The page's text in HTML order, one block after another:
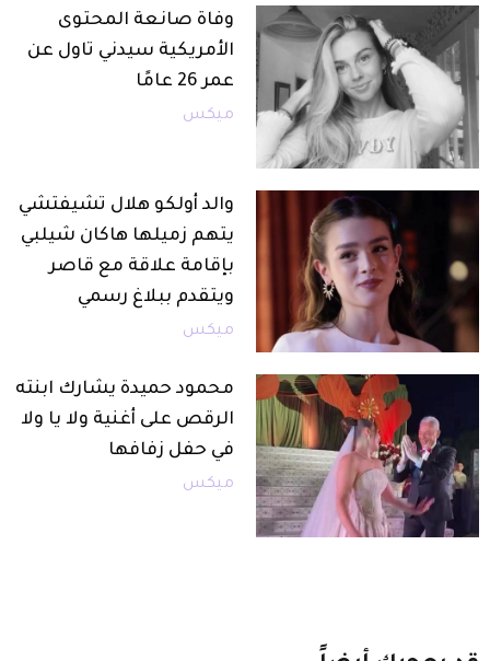
وفاة صانعة المحتوى
الأمريكية سيدني تاول عن
عمر 26 عامًا
ميكس
والد أولكو هلال تشيفتشي
يتهم زميلها هاكان شيلبي
بإقامة علاقة مع قاصر
ويتقدم ببلاغ رسمي
ميكس
محمود حميدة يشارك ابنته
الرقص على أغنية ولا يا ولا
في حفل زفافها
ميكس